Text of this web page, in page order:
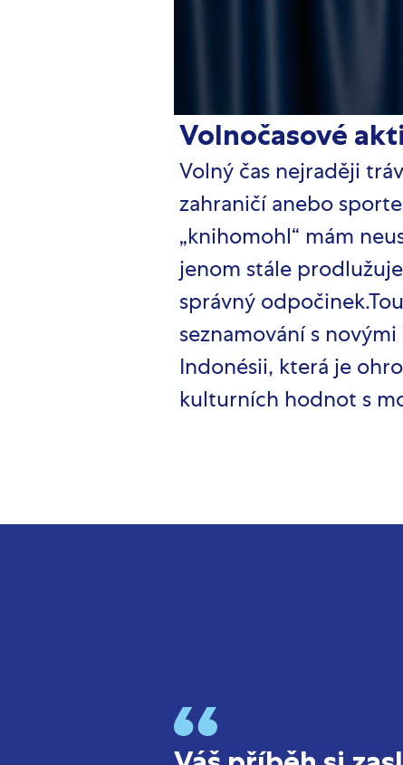
Volnočasové
Volný čas nejraději
zahraničí anebo
„knihomohl“ mám
jenom stále
správný
seznamování s
Indonésii, která je
kulturních